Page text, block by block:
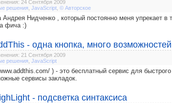
24 Сентября 2009
решения JavaScript © Авторское
Андрея Нидченко , который постоянно меня упрекает в
фича :)
- одна кнопка, много возможностей
21 Сентября 2009
решения JavaScript
) - это бесплатный сервис для быстрого
сервисы закладок.
- подсветка синтаксиса